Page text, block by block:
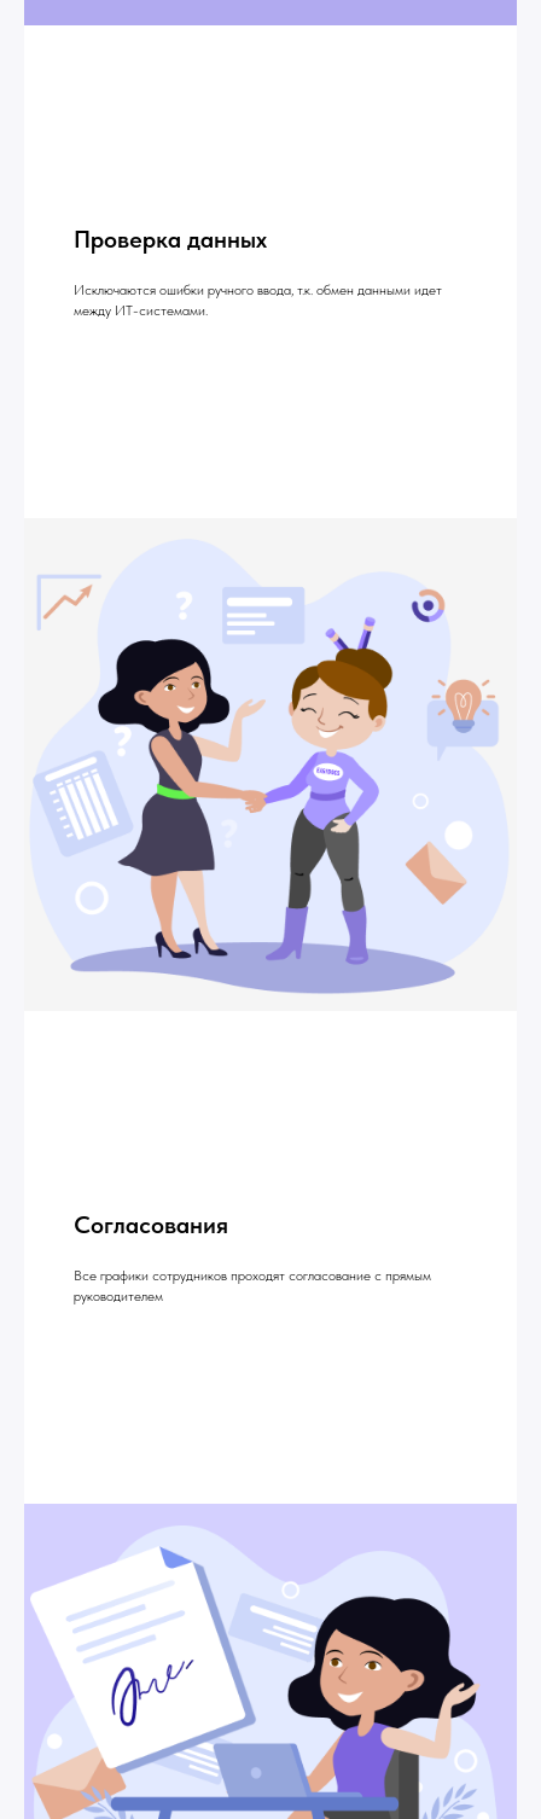
Проверка данных
Исключаются ошибки ручного ввода, т.к. обмен данными идет
между ИТ-системами.
Согласования
Все графики сотрудников проходят согласование с прямым
руководителем